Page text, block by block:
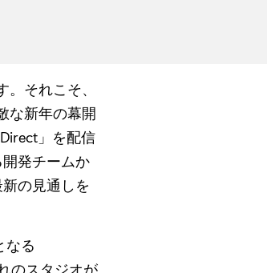
それこそ、
な新年の幕開
」を配信
発チームか
の見通しを
なる
のスタジオが